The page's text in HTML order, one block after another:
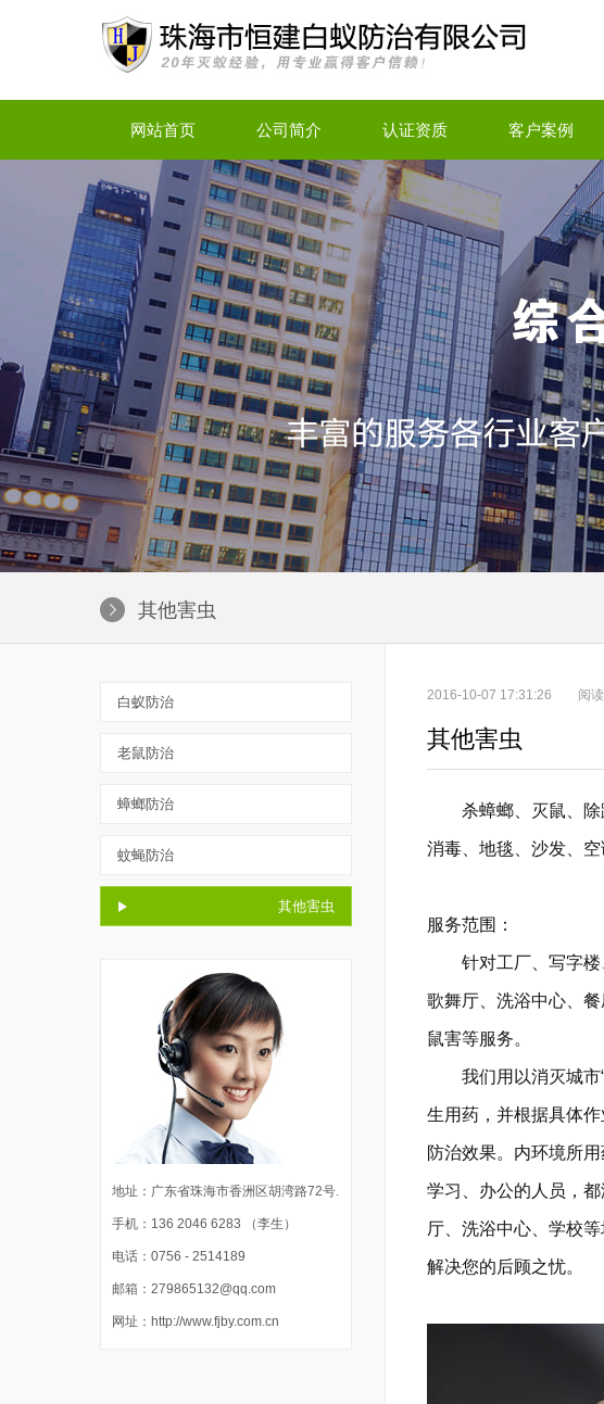
网站首页 公司简介 认证资质 客户案例
其他害虫
白蚁防治
老鼠防治
蟑螂防治
蚊蝇防治
其他害虫
地址：广东省珠海市香洲区胡湾路72号.
手机：136 2046 6283 （李生）
电话：0756 - 2514189
邮箱：279865132@qq.com
网址：http://www.fjby.com.cn
2016-10-07 17:31:26 阅读
其他害虫
杀蟑螂、灭鼠、除跳
消毒、地毯、沙发、
服务范围：
针对工厂、写字楼、
歌舞厅、洗浴中心、
鼠害等服务。
我们用以消灭城市“
生用药，并根据具体
防治效果。内环境所
学习、办公的人员，
厅、洗浴中心、学校
解决您的后顾之忧。